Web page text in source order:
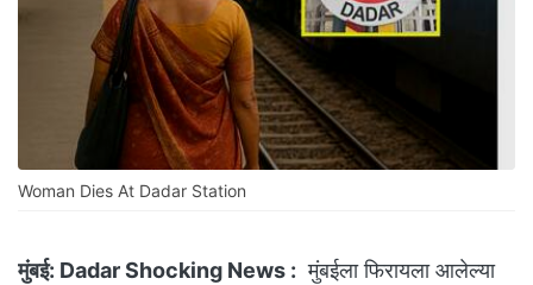
Woman Dies At Dadar Station
मुंबई: Dadar Shocking News : मुंबईला फिरायला आलेल्या